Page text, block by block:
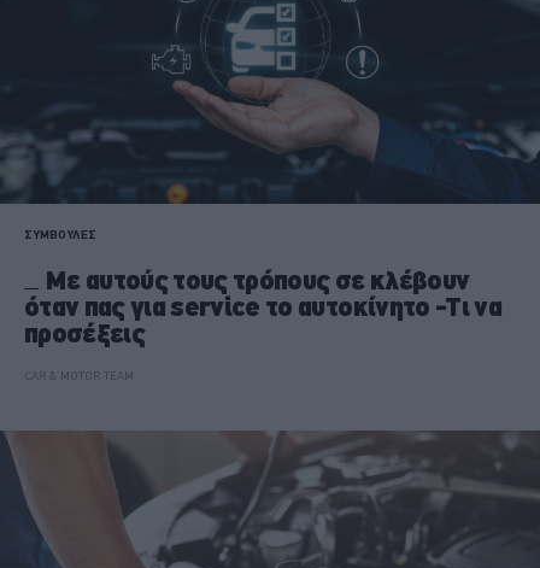
ΣΥΜΒΟΥΛΕΣ
Με αυτούς τους τρόπους σε κλέβουν
όταν πας για service το αυτοκίνητο -Τι να
προσέξεις
CAR & MOTOR TEAM